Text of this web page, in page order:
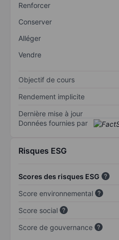
Renforcer
Conserver
Alléger
Vendre
Objectif de cours
Rendement implicite
Dernière mise à jour
Données fournies par
Risques ESG
Scores des risques ESG
Score environnemental
Score social
Score de gouvernance